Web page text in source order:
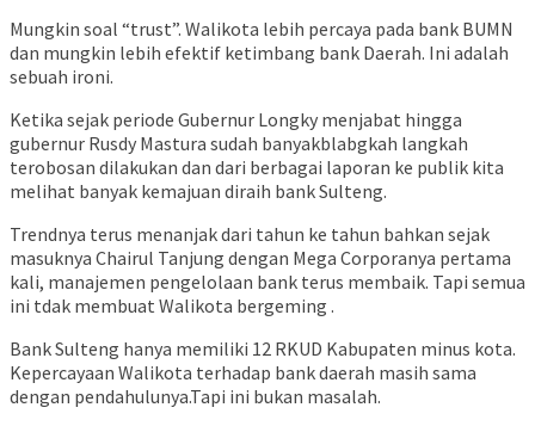
Mungkin soal “trust”. Walikota lebih percaya pada bank BUMN
dan mungkin lebih efektif ketimbang bank Daerah. Ini adalah
sebuah ironi.
Ketika sejak periode Gubernur Longky menjabat hingga
gubernur Rusdy Mastura sudah banyakblabgkah langkah
terobosan dilakukan dan dari berbagai laporan ke publik kita
melihat banyak kemajuan diraih bank Sulteng.
Trendnya terus menanjak dari tahun ke tahun bahkan sejak
masuknya Chairul Tanjung dengan Mega Corporanya pertama
kali, manajemen pengelolaan bank terus membaik. Tapi semua
ini tdak membuat Walikota bergeming .
Bank Sulteng hanya memiliki 12 RKUD Kabupaten minus kota.
Kepercayaan Walikota terhadap bank daerah masih sama
dengan pendahulunya.Tapi ini bukan masalah.